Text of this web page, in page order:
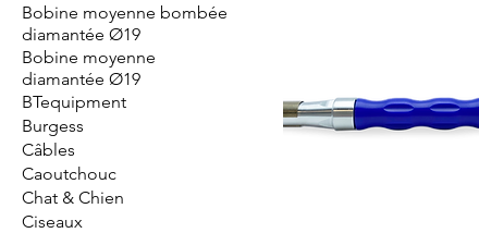
Bobine moyenne bombée
diamantée Ø19
Bobine moyenne
diamantée Ø19
BTequipment
Burgess
Câbles
Caoutchouc
Chat & Chien
Ciseaux